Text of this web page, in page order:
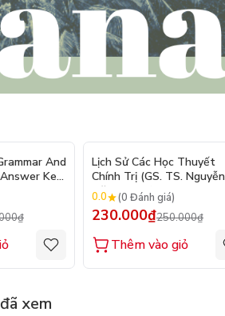
- 10%
And
Key
Lịch Sử Các Học Thuyết
Chính Trị (GS. TS. Nguyễn
Đăng Dung)
0.0 (0 Đánh giá)
230.000₫250.000₫
Thêm vào giỏ
xem